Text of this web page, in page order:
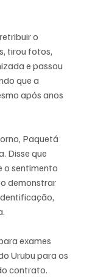
o
tirou fotos,
e passou
que a
após anos
Paquetá
Disse que
o sentimento
demonstrar
exames
Urubu para os
contrato.